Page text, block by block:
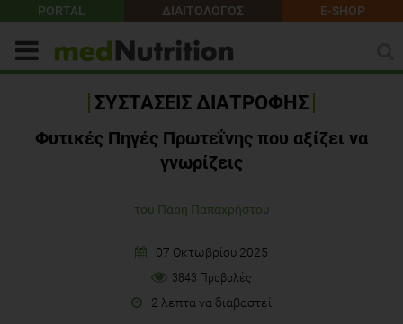
PORTAL ΔΙΑΙΤΟΛΟΓΟΣ E-SHOP
ΣΥΣΤΑΣΕΙΣ ΔΙΑΤΡΟΦΗΣ
Φυτικές Πηγές Πρωτεΐνης που αξίζει να
γνωρίζεις
του Πάρη Παπαχρήστου
07 Οκτωβρίου 2025
3843 Προβολές
2 λεπτά να διαβαστεί